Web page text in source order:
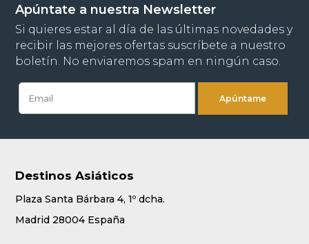
Apúntate a nuestra Newsletter
Si quieres estar al día de las últimas novedades y
recibir las mejores ofertas suscríbete a nuestro
boletín. No enviaremos spam en ningún caso.
Destinos Asiáticos
Plaza Santa Bárbara 4, 1º dcha.
Madrid 28004 España